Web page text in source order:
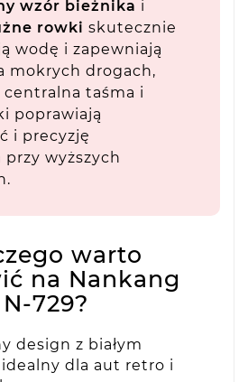
wzór bieżnika i
rowki skutecznie
wodę i zapewniają
mokrych drogach,
centralna taśma i
poprawiają
i precyzję
wyższych
warto
na Nankang
N-729?
design z białym
dla aut retro i